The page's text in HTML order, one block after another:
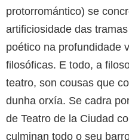
protorromántico) se
artificiosidade das
poético na profundidade
filosóficas. E todo, a
teatro, son cousas que
dunha orxía. Se cadra
de Teatro de la Ciudad
culminan todo o seu